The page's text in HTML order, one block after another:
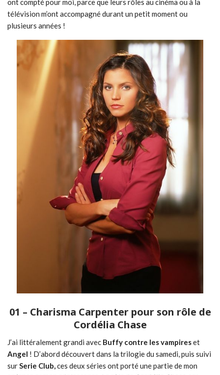
ont compté pour moi, parce que leurs rôles au cinéma ou à la
télévision m’ont accompagné durant un petit moment ou
plusieurs années !
01 – Charisma Carpenter pour son rôle de
Cordélia Chase
J’ai littéralement grandi avec Buffy contre lesvampireset
Angel ! D’abord découvert dans la trilogie du samedi, puis suivi
surSerie Club,ces deux séries ont porté une partie de mon